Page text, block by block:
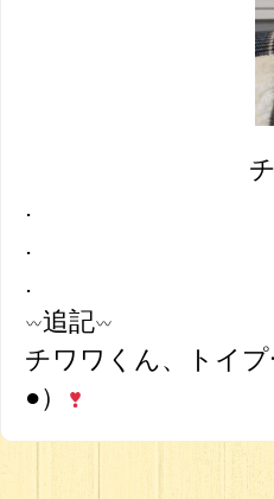
.
.
.
追記
チワワくん、トイ
●）